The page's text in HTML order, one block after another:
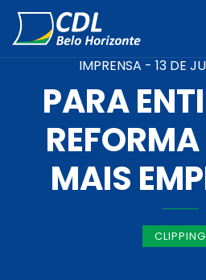
IMPRENSA - 13 DE
PARA
MAIS
CLIPPING